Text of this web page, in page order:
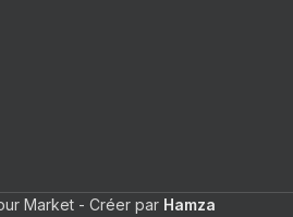
Market - Créer par Hamza